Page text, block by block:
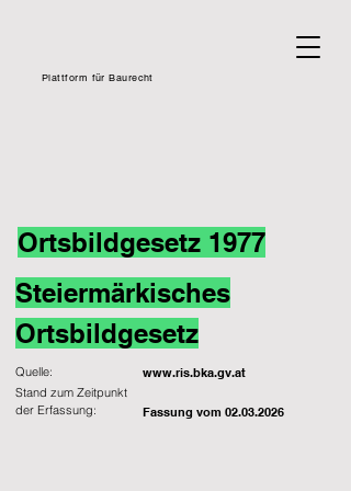
Plattform für Baurecht
Ortsbildgesetz 1977
Steiermärkisches
Ortsbildgesetz
Quelle: www.ris.bka.gv.at
Fassung vom 02.03.2026
Stand zum Zeitpunkt
der Erfassung: